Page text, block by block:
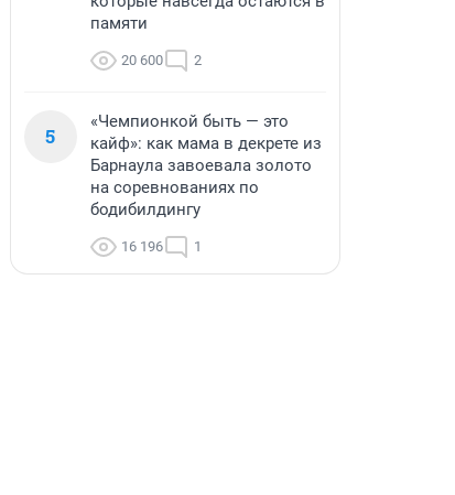
памяти
20 600 2
5
«Чемпионкой быть — это
кайф»: как мама в декрете из
Барнаула завоевала золото
на соревнованиях по
бодибилдингу
16 196 1